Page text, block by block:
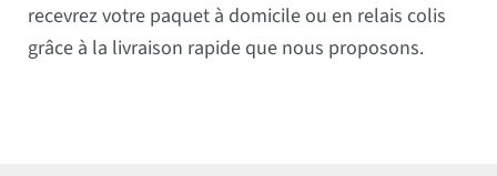
recevrez votre paquet à domicile ou en relais colis
grâce à la livraison rapide que nous proposons.